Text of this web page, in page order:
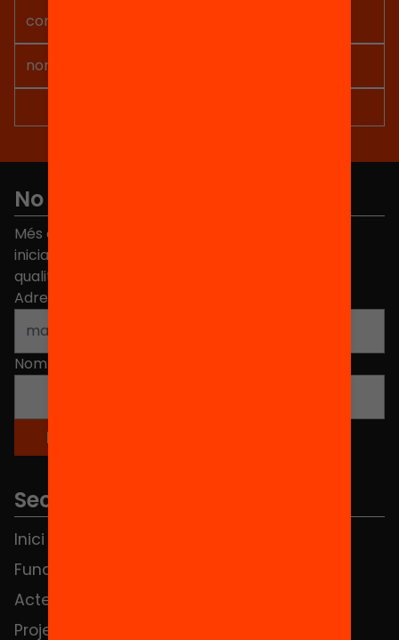
No et perdis res
Més de 40.000 persones ja han triat Equitat. Rep
iniciatives, propostes i projectes per millorar la
qualitat de l'educació a Catalunya.
Adreça electrònica
Nom
Seccions
Inici
Fundació
Actes
Projectes